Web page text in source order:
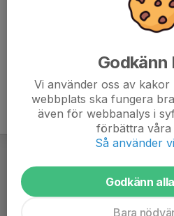
Godkänn
Vi använder oss av
webbplats ska fungera
även för webbanalys i
förbättra våra
Så använder
Godkänn
Bara